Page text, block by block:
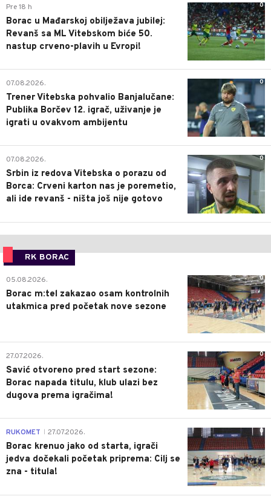
0
Pre 18 h
Borac u Mađarskoj obilježava jubilej:
Revanš sa ML Vitebskom biće 50.
nastup crveno-plavih u Evropi!
0
07.08.2026.
Trener Vitebska pohvalio Banjalučane:
Publika Borčev 12. igrač, uživanje je
igrati u ovakvom ambijentu
0
07.08.2026.
Srbin iz redova Vitebska o porazu od
Borca: Crveni karton nas je poremetio,
ali ide revanš - ništa još nije gotovo
RK BORAC
0
05.08.2026.
Borac m:tel zakazao osam kontrolnih
utakmica pred početak nove sezone
0
27.07.2026.
Savić otvoreno pred start sezone:
Borac napada titulu, klub ulazi bez
dugova prema igračima!
0
RUKOMET 27.07.2026.
Borac krenuo jako od starta, igrači
jedva dočekali početak priprema: Cilj se
zna - titula!